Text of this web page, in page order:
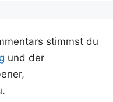
stimmst du
und der